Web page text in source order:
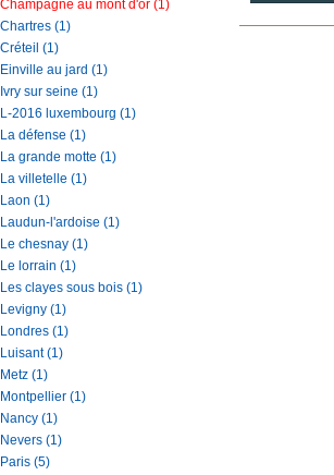
Champagne au mont d'or (1)
Chartres (1)
Créteil (1)
Einville au jard (1)
Ivry sur seine (1)
L-2016 luxembourg (1)
La défense (1)
La grande motte (1)
La villetelle (1)
Laon (1)
Laudun-l'ardoise (1)
Le chesnay (1)
Le lorrain (1)
Les clayes sous bois (1)
Levigny (1)
Londres (1)
Luisant (1)
Metz (1)
Montpellier (1)
Nancy (1)
Nevers (1)
Paris (5)